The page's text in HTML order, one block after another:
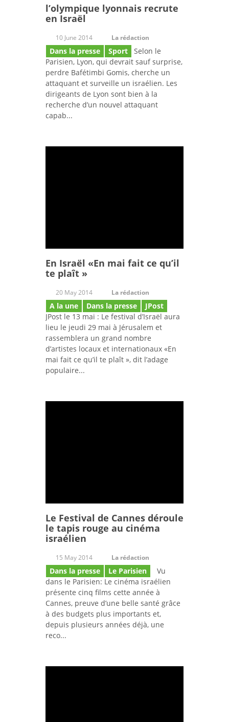
l’olympique lyonnais recrute
en Israël
10 June 2014 La rédaction
Dans la presse Sport
Selon le
Parisien, Lyon, qui devrait sauf surprise,
perdre Bafétimbi Gomis, cherche un
attaquant et surveille un israélien. Les
dirigeants de Lyon sont bien à la
recherche d’un nouvel attaquant
capab...
En Israël «En mai fait ce qu’il
te plaît »
20 May 2014 La rédaction
A la une Dans la presse
JPost
JPost le 13 mai : Le festival d’Israël aura
lieu le jeudi 29 mai à Jérusalem et
rassemblera un grand nombre
d’artistes locaux et internationaux «En
mai fait ce qu’il te plaît », dit l’adage
populaire...
Le Festival de Cannes déroule
le tapis rouge au cinéma
israélien
15 May 2014 La rédaction
Dans la presse Le Parisien
Vu
dans le Parisien: Le cinéma israélien
présente cinq films cette année à
Cannes, preuve d’une belle santé grâce
à des budgets plus importants et,
depuis plusieurs années déjà, une
reco...